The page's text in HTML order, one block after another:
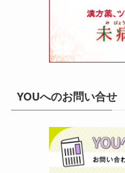
YOUへのお問い合せ